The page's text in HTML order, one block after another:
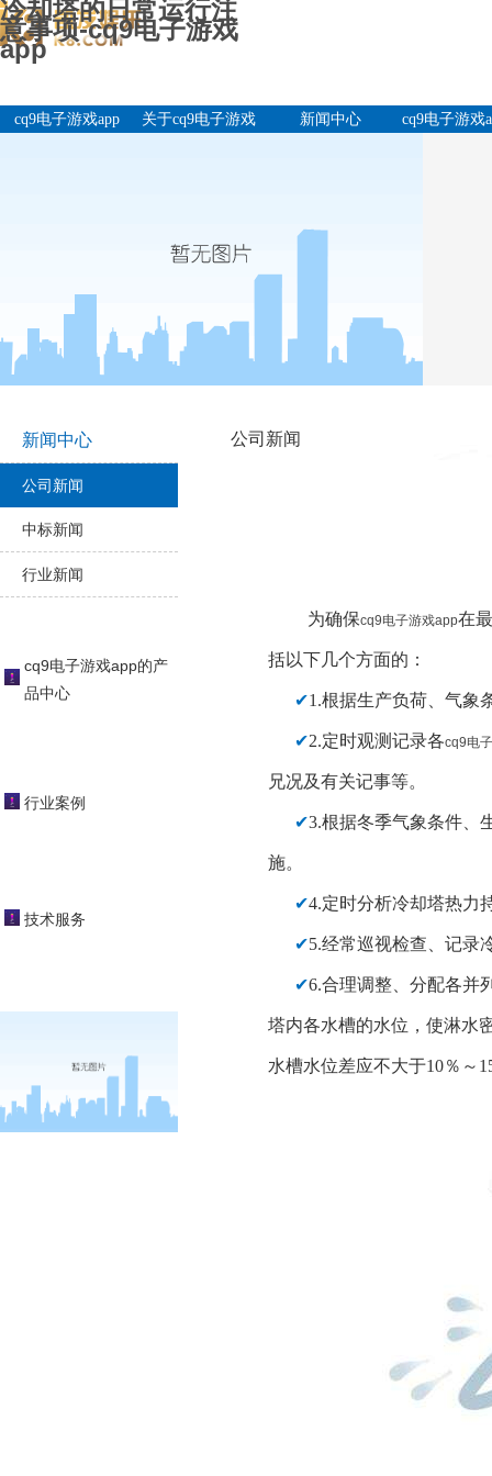
冷却塔的日常运行注
意事项-cq9电子游戏
app
cq9电子游戏app
关于cq9电子游戏
新闻中心
cq9电子游戏
新闻中心
公司新闻
中标新闻
行业新闻
cq9电子游戏app的产
品中心
行业案例
技术服务
公司新闻
为确保cq9电子游戏app在
括以下几个方面的：
✔1.根据生产负荷、气象
✔2.定时观测记录各cq9电
兄况及有关记事等。
✔3.根据冬季气象条件、
施。
✔4.定时分析冷却塔热力
✔5.经常巡视检查、记录
✔6.合理调整、分配各并
塔内各水槽的水位，使淋水
水槽水位差应不大于10％～